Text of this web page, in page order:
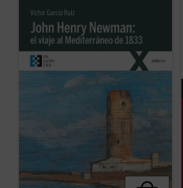
Newman escribió a su familia y amigos
previamente y durante su viaje por el
Mediterráneo de 1833, el autor del libro
traza los orígenes, el desarrollo y las
consecuencias de la verdadera odisea
interior ...(ver ficha)